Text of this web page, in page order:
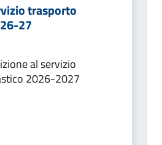
trasporto
27
al servizio
2026-2027